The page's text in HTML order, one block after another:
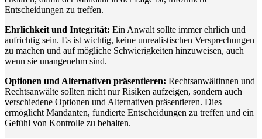
Entscheidungen zu treffen.
Ehrlichkeit und Integrität: Ein Anwalt sollte immer ehrlich und
aufrichtig sein. Es ist wichtig, keine unrealistischen Versprechungen
zu machen und auf mögliche Schwierigkeiten hinzuweisen, auch
wenn sie unangenehm sind.
Optionen und Alternativen präsentieren: Rechtsanwältinnen und
Rechtsanwälte sollten nicht nur Risiken aufzeigen, sondern auch
verschiedene Optionen und Alternativen präsentieren. Dies
ermöglicht Mandanten, fundierte Entscheidungen zu treffen und ein
Gefühl von Kontrolle zu behalten.